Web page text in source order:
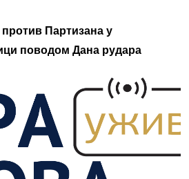
Партизана у
поводом Дана рудара